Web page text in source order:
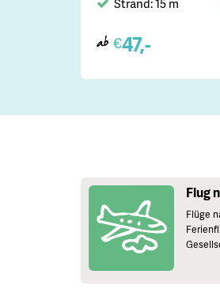
ab €47,-
Flug
Flüge